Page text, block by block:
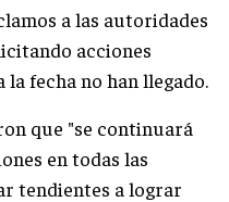
a las autoridades
acciones
fecha no han llegado.
que "se continuará
en todas las
tendientes a lograr